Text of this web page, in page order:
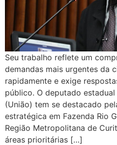
Seu trabalho reflete um
demandas mais urgentes da
rapidamente e exige
público. O deputado
(União) tem se destacado
estratégica em Fazenda Rio
Região Metropolitana de
áreas prioritárias […]